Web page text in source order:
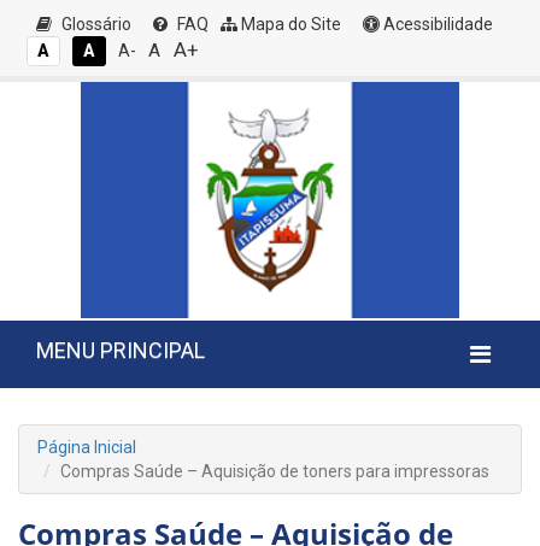
Glossário FAQ Mapa do Site
Acessibilidade
A
A A- A A+
MENU PRINCIPAL
Página Inicial
Compras Saúde – Aquisição de toners para impressoras
Compras Saúde – Aquisição de